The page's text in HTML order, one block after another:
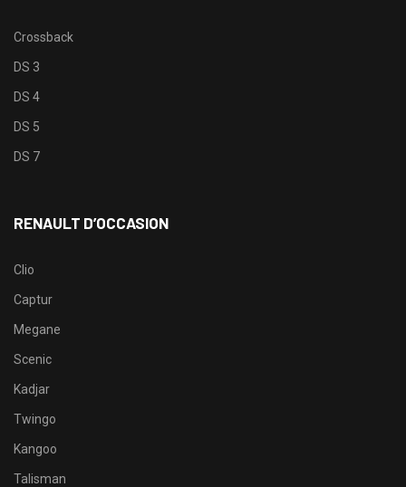
Crossback
DS 3
DS 4
DS 5
DS 7
RENAULT D’OCCASION
Clio
Captur
Megane
Scenic
Kadjar
Twingo
Kangoo
Talisman